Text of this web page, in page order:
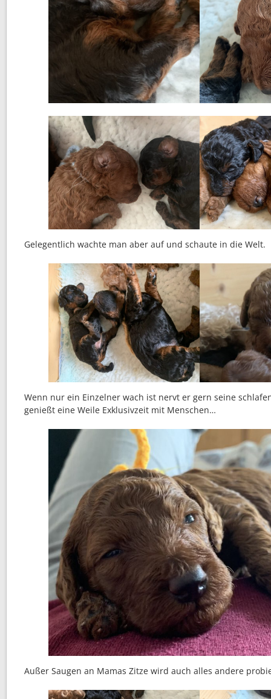
Gelegentlich wachte man aber auf und schaute in die Welt.
Wenn nur ein Einzelner wach ist nervt er gern seine
genießt eine Weile Exklusivzeit mit Menschen…
Außer Saugen an Mamas Zitze wird auch alles andere